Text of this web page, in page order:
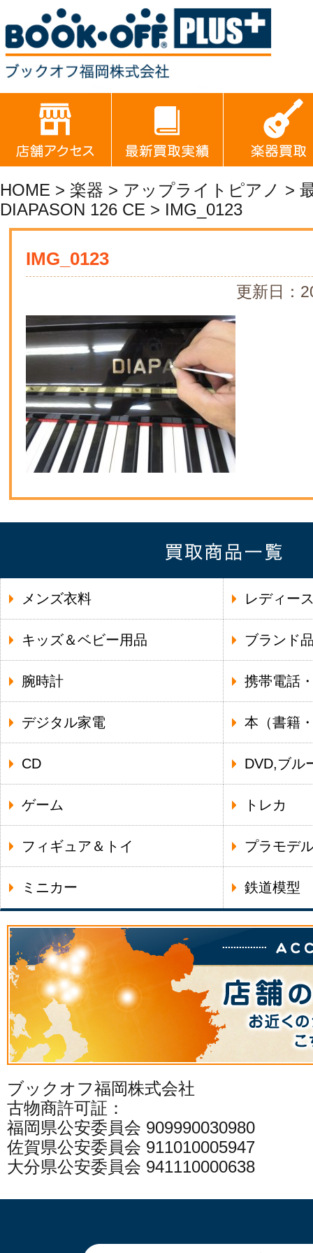
HOME > 楽器 > アップライトピアノ >
DIAPASON 126 CE > IMG_0123
IMG_0123
更新日：
メンズ衣料 レディー
キッズ＆ベビー用品 ブランド
腕時計 携帯電話
デジタル家電 本（書籍
CD DVD,ブル
ゲーム トレカ
フィギュア＆トイ プラモデ
ミニカー 鉄道模型
ブックオフ福岡株式会社
古物商許可証：
福岡県公安委員会 909990030980
佐賀県公安委員会 911010005947
大分県公安委員会 941110000638